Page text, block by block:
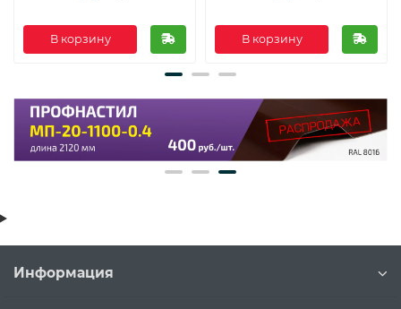
В корзину В корзину
Информация